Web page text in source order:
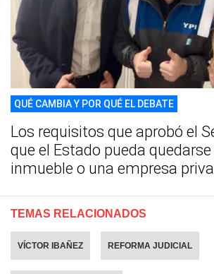
QUÉ CAMBIA Y POR QUÉ EL DEBATE
Los requisitos que aprobó el
que el Estado pueda
inmueble o una empresa
TEMAS RELACIONADOS
VÍCTOR IBAÑEZ REFORMA JUDICIAL